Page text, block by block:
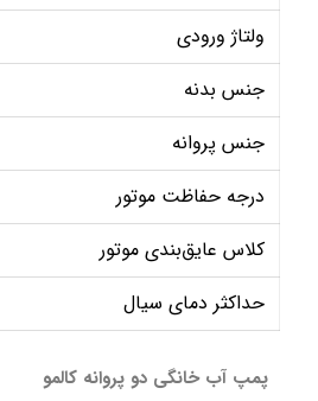
ولتاژ ورودی
جنس بدنه
جنس پروانه
درجه حفاظت موتور
کلاس عایق‌بندی موتور
حداکثر دمای سیال
پمپ آب خانگی دو پروانه کالمو